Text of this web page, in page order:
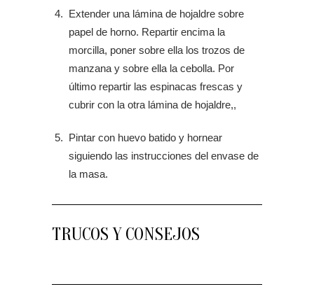
Extender una lámina de hojaldre sobre
papel de horno. Repartir encima la
morcilla, poner sobre ella los trozos de
manzana y sobre ella la cebolla. Por
último repartir las espinacas frescas y
cubrir con la otra lámina de hojaldre,,
Pintar con huevo batido y hornear
siguiendo las instrucciones del envase de
la masa.
TRUCOS Y CONSEJOS